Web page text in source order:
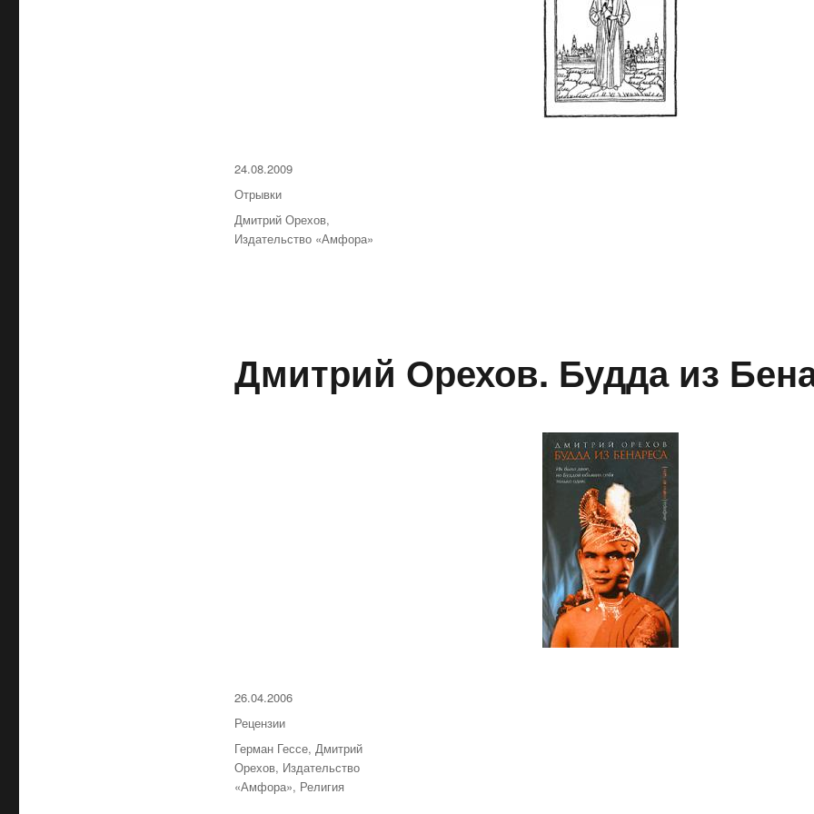
Опубликовано
24.08.2009
Рубрики
Отрывки
Метки
Дмитрий Орехов,
Издательство «Амфора»
Дмитрий Орехов. Будда из
Опубликовано
26.04.2006
Рубрики
Рецензии
Метки
Герман Гессе, Дмитрий
Орехов, Издательство
«Амфора», Религия